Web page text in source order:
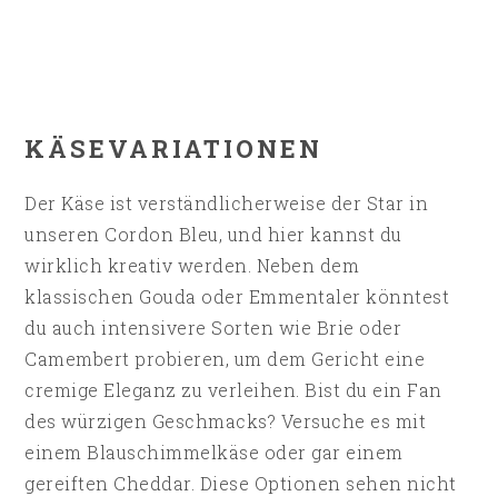
KÄSEVARIATIONEN
Der Käse ist verständlicherweise der Star in
unseren Cordon Bleu, und hier kannst du
wirklich kreativ werden. Neben dem
klassischen Gouda oder Emmentaler könntest
du auch intensivere Sorten wie Brie oder
Camembert probieren, um dem Gericht eine
cremige Eleganz zu verleihen. Bist du ein Fan
des würzigen Geschmacks? Versuche es mit
einem Blauschimmelkäse oder gar einem
gereiften Cheddar. Diese Optionen sehen nicht